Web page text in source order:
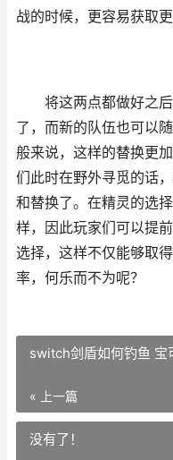
战的时候，更容易获取更
将这两点都做好之
了，而新的队伍也可以
般来说，这样的替换更
们此时在野外寻觅的话
和替换了。在精灵的选
样，因此玩家们可以提
选择，这样不仅能够取
率，何乐而不为呢？
switch剑盾如何钓鱼 宝
« 上一篇
没有了！